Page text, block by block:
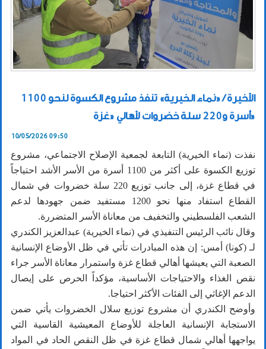
الأخيرة / «نماء الخيرية» تنفذ مشروع الكسوة لنحو 1100
أسرة و220 سلة خضروات لأهالي «غزة»
10/05/2026 09:50
نفذت (نماء الخيرية) التابعة لجمعية الإصلاح الاجتماعي، مشروع
توزيع الكسوة على أكثر من 1100 أسرة من الأسر الأشد احتياجاً
في قطاع غزة، إلى جانب توزيع 220 سلة خضروات في شمال
القطاع استفاد منها نحو 1200 مستفيد ضمن جهودها لدعم
الشعب الفلسطيني والتخفيف من معاناة الأسر المتضررة.
وقال نائب الرئيس التنفيذي في (نماء الخيرية) عبدالعزيز الكندري
لـ (كونا) أمس: إن هذه المبادرات تأتي في ظل الأوضاع الإنسانية
الصعبة التي يعيشها أهالي قطاع غزة واستمرار معاناة الأسر جراء
نقص الغذاء والاحتياجات الأساسية، مؤكداً الحرص على إيصال
الدعم الإغاثي إلى الفئات الأكثر احتياجا.
وأوضح الكندري أن مشروع توزيع سلال الخضروات يأتي ضمن
الاستجابة الإنسانية العاجلة للأوضاع المعيشية القاسية التي
يواجهها أهالي شمال قطاع غزة في ظل النقص الحاد في المواد